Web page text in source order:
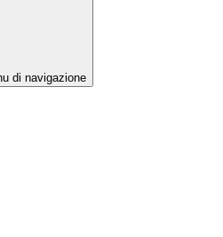
di navigazione